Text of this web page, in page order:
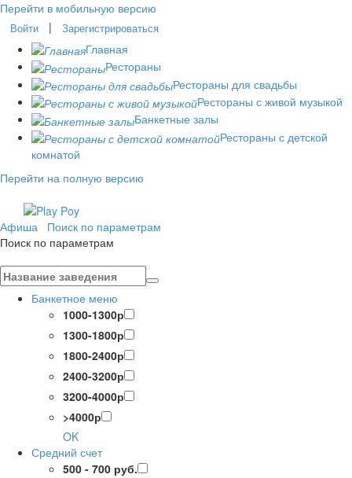
Перейти в мобильную версию
Войти | Зарегистрироваться
Главная
Рестораны
Рестораны для свадьбы
Рестораны с живой музыкой
Банкетные залы
Рестораны с детской
комнатой
Перейти на полную версию
Афиша
Поиск по параметрам
Поиск по параметрам
Банкетное меню
1000-1300р
1300-1800р
1800-2400р
2400-3200р
3200-4000р
>4000р
OK
Средний счет
500 - 700 руб.